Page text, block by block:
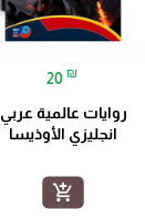
20 ₪
روايات عالمية عربي
انجليزي الأوذيسا
add_shopping_cart